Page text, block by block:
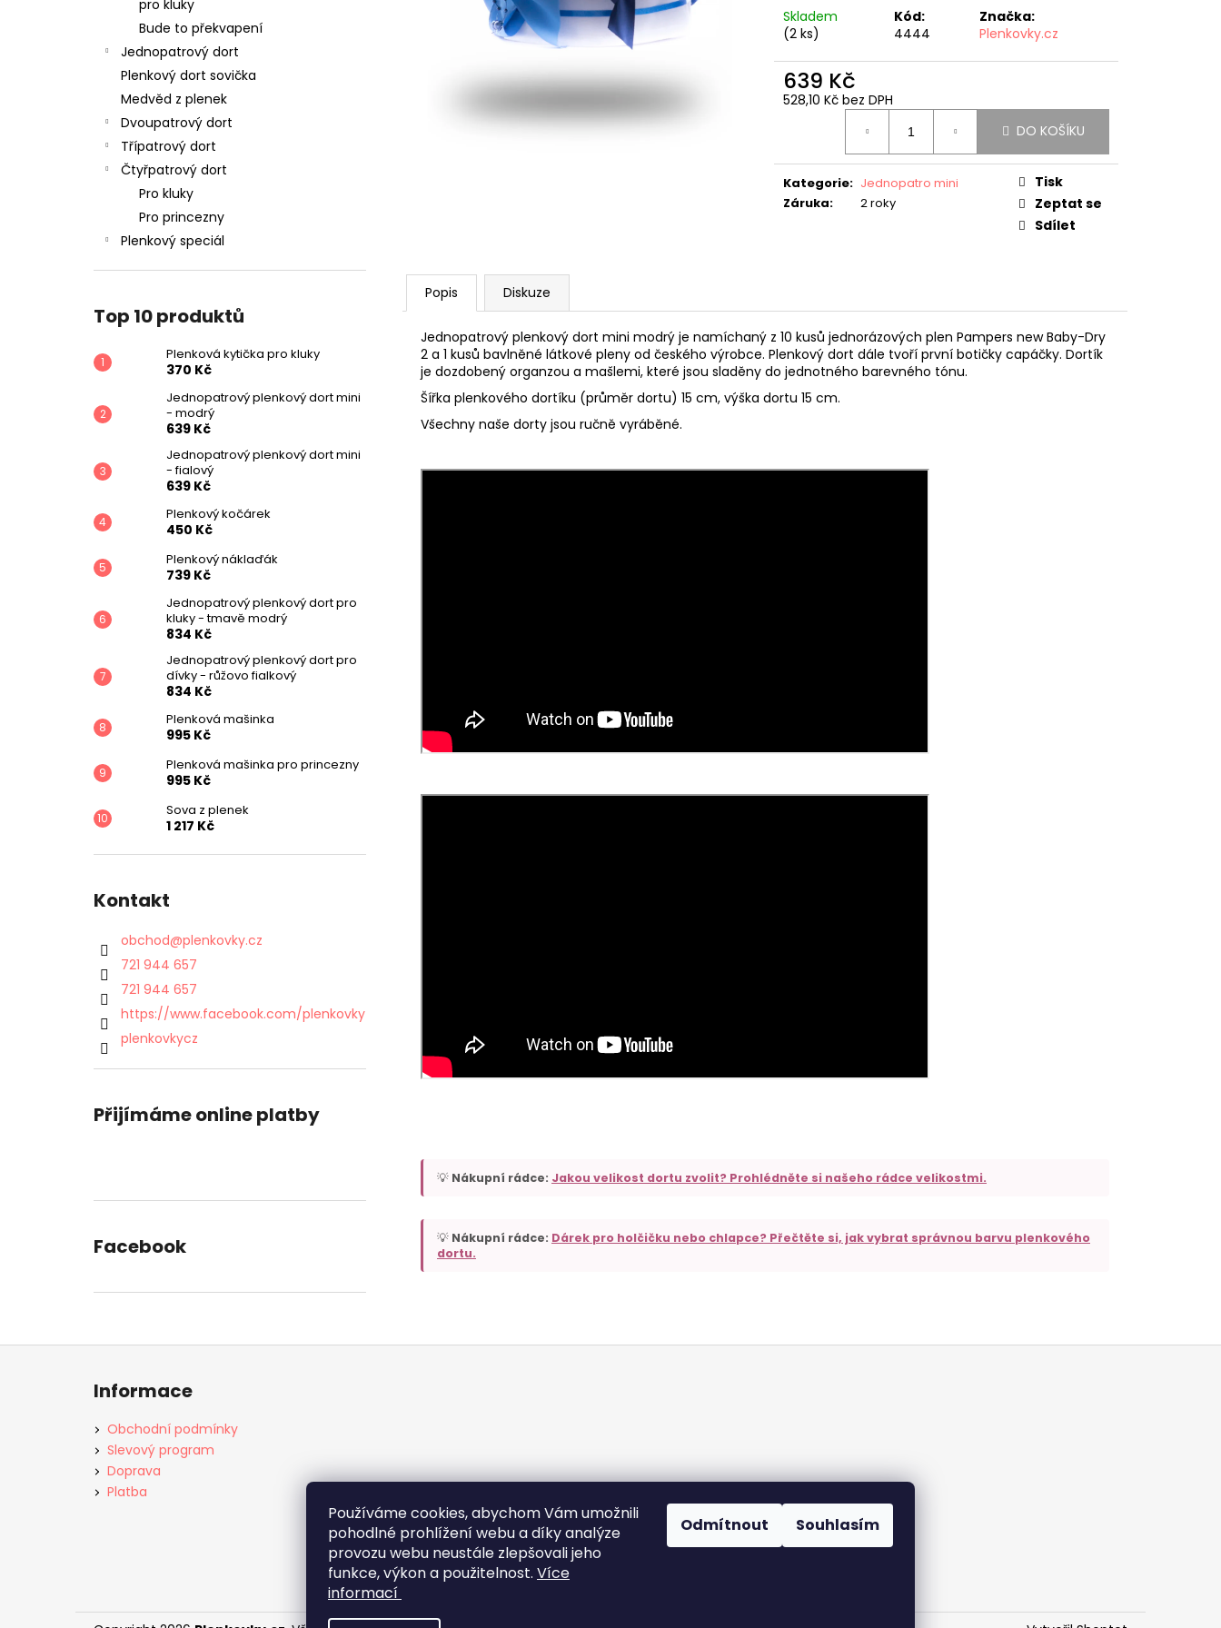
Používáme cookies, abychom Vám umožnili
pohodlné prohlížení webu a díky analýze
provozu webu neustále zlepšovali jeho
funkce, výkon a použitelnost. Více
informací
Odmítnout Souhlasím
pro kluky
Bude to překvapení
Jednopatrový dort
Plenkový dort sovička
Medvěd z plenek
Dvoupatrový dort
Třípatrový dort
Čtyřpatrový dort
Pro kluky
Pro princezny
Plenkový speciál
Top 10 produktů
Plenková kytička pro kluky
370 Kč
Jednopatrový plenkový dort mini
- modrý
639 Kč
Jednopatrový plenkový dort mini
- fialový
639 Kč
Plenkový kočárek
450 Kč
Plenkový náklaďák
739 Kč
Jednopatrový plenkový dort pro
kluky - tmavě modrý
834 Kč
Jednopatrový plenkový dort pro
dívky - růžovo fialkový
834 Kč
Plenková mašinka
995 Kč
Plenková mašinka pro princezny
995 Kč
Sova z plenek
1 217 Kč
Kontakt
obchod@plenkovky.cz
721 944 657
721 944 657
https://www.facebook.com/plenkovky
plenkovkycz
Přijímáme online platby
Facebook
Skladem
(2 ks)
Kód:
4444
Značka:
Plenkovky.cz
639 Kč
528,10 Kč bez DPH
DO KOŠÍKU
Kategorie: Jednopatro mini
Záruka: 2 roky
Tisk
Zeptat se
Sdílet
Popis Diskuze
Jednopatrový plenkový dort mini modrý je namíchaný z 10 kusů jednorázových plen Pampers new Baby-Dry
2 a 1 kusů bavlněné látkové pleny od českého výrobce. Plenkový dort dále tvoří první botičky capáčky. Dortík
je dozdobený organzou a mašlemi, které jsou sladěny do jednotného barevného tónu.
Šířka plenkového dortíku (průměr dortu) 15 cm, výška dortu 15 cm.
Všechny naše dorty jsou ručně vyráběné.
💡 Nákupní rádce: Jakou velikost dortu zvolit? Prohlédněte si našeho rádce velikostmi.
💡 Nákupní rádce: Dárek pro holčičku nebo chlapce? Přečtěte si, jak vybrat správnou barvu plenkového
dortu.
PLENKOVÁ KYTIČKA PRO KLUKY
370 Kč
JEDNOPATROVÝ PLENKOVÝ DORT MINI -
Z
Informace
Obchodní podmínky
Slevový program
Doprava
Platba
Doprava